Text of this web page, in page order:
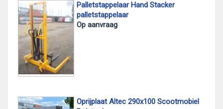
Palletstappelaar Hand Stacker
palletstappelaar
Op aanvraag
Oprijplaat Altec 290x100 Scootmobiel